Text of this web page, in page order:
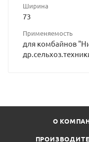
Ширина
73
Применяемость
для комбайнов
О